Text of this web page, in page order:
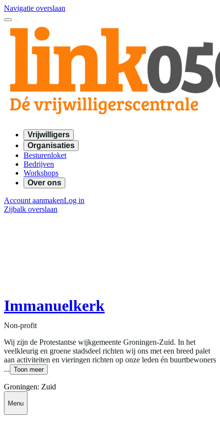
Navigatie overslaan
Vrijwilligers
Organisaties
Besturenloket
Bedrijven
Workshops
Over ons
Account aanmakenLog in
Zijbalk overslaan
Immanuelkerk
Non-profit
Wij zijn de Protestantse wijkgemeente Groningen-Zuid. In het
veelkleurig en groene stadsdeel richten wij ons met een breed palet
aan activiteiten en vieringen richten op onze leden én buurtbewoners
... Toon meer
Groningen: Zuid
Menu